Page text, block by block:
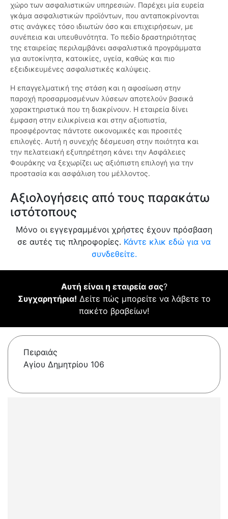
χώρο των ασφαλιστικών υπηρεσιών. Παρέχει μία ευρεία
γκάμα ασφαλιστικών προϊόντων, που ανταποκρίνονται
στις ανάγκες τόσο ιδιωτών όσο και επιχειρήσεων, με
συνέπεια και υπευθυνότητα. Το πεδίο δραστηριότητας
της εταιρείας περιλαμβάνει ασφαλιστικά προγράμματα
για αυτοκίνητα, κατοικίες, υγεία, καθώς και πιο
εξειδικευμένες ασφαλιστικές καλύψεις.
Η επαγγελματική της στάση και η αφοσίωση στην
παροχή προσαρμοσμένων λύσεων αποτελούν βασικά
χαρακτηριστικά που τη διακρίνουν. Η εταιρεία δίνει
έμφαση στην ειλικρίνεια και στην αξιοπιστία,
προσφέροντας πάντοτε οικονομικές και προσιτές
επιλογές. Αυτή η συνεχής δέσμευση στην ποιότητα και
την πελατειακή εξυπηρέτηση κάνει την Ασφάλειες
Φουράκης να ξεχωρίζει ως αξιόπιστη επιλογή για την
προστασία και ασφάλιση του μέλλοντος.
Αξιολογήσεις από τους παρακάτω
ιστότοπους
Μόνο οι εγγεγραμμένοι χρήστες έχουν πρόσβαση
σε αυτές τις πληροφορίες. Κάντε κλικ εδώ για να
συνδεθείτε.
Αυτή είναι η εταιρεία σας?
Συγχαρητήρια! Δείτε πώς μπορείτε να λάβετε το
πακέτο βραβείων!
Πειραιάς
Αγίου Δημητρίου 106